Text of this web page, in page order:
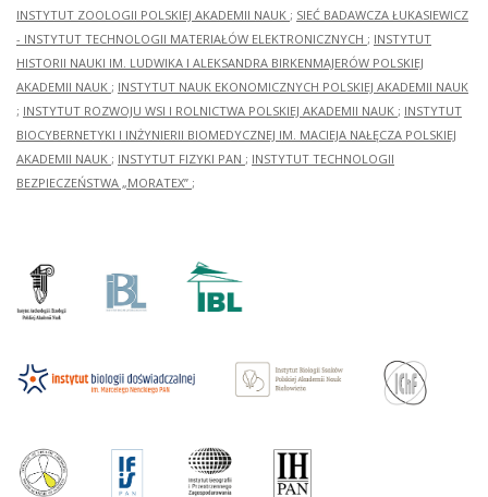
INSTYTUT ZOOLOGII POLSKIEJ AKADEMII NAUK ; SIEĆ BADAWCZA ŁUKASIEWICZ
- INSTYTUT TECHNOLOGII MATERIAŁÓW ELEKTRONICZNYCH ; INSTYTUT
HISTORII NAUKI IM. LUDWIKA I ALEKSANDRA BIRKENMAJERÓW POLSKIEJ
AKADEMII NAUK ; INSTYTUT NAUK EKONOMICZNYCH POLSKIEJ AKADEMII NAUK
; INSTYTUT ROZWOJU WSI I ROLNICTWA POLSKIEJ AKADEMII NAUK ; INSTYTUT
BIOCYBERNETYKI I INŻYNIERII BIOMEDYCZNEJ IM. MACIEJA NAŁĘCZA POLSKIEJ
AKADEMII NAUK ; INSTYTUT FIZYKI PAN ; INSTYTUT TECHNOLOGII
BEZPIECZEŃSTWA „MORATEX” ;